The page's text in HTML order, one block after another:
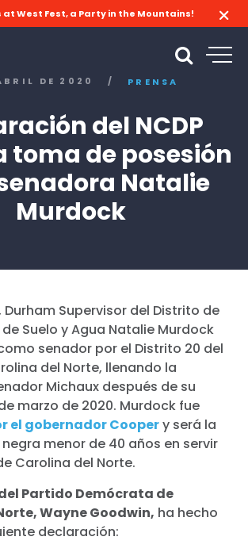
at West Fest, a Party in the Mountains!
DE 2020 / PRENSA
del NCDP
toma de posesión
Natalie
Murdock
Durham Supervisor del Distrito de
Suelo y Agua Natalie Murdock
senador por el Distrito 20 del
del Norte, llenando la
Michaux después de su
marzo de 2020. Murdock fue
el gobernador Coopery será la
menor de 40 años en servir
Carolina del Norte.
Partido Demócrata de
Wayne Goodwin, ha hecho
declaración: